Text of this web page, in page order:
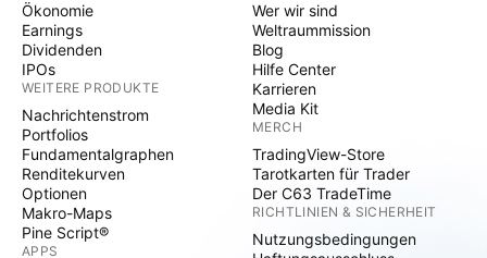
Ökonomie
Earnings
Dividenden
IPOs
WEITERE PRODUKTE
Nachrichtenstrom
Portfolios
Fundamentalgraphen
Renditekurven
Optionen
Makro-Maps
Pine Script®
APPS
Wer wir sind
Weltraummission
Blog
Hilfe Center
Karrieren
Media Kit
MERCH
TradingView-Store
Tarotkarten für Trader
Der C63 TradeTime
RICHTLINIEN & SICHERHEIT
Nutzungsbedingungen